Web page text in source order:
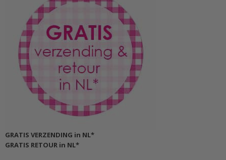
GRATIS VERZENDING in NL*
GRATIS RETOUR in NL*